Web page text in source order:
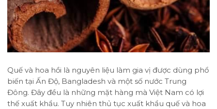
Quế và hoa hồi là nguyên liệu làm gia vị được dùng phổ
biến tại Ấn Độ, Bangladesh và một số nước Trung
Đông. Đây đều là những mặt hàng mà Việt Nam có lợi
thế xuất khẩu. Tuy nhiên thủ tục xuất khẩu quế và hoa